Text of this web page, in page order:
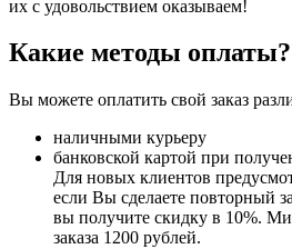
их с удовольствием оказываем!
Какие методы оплаты?
Вы можете оплатить свой заказ
наличными курьеру
банковской картой при
Для новых клиентов
если Вы сделаете повторный
вы получите скидку в 10%.
заказа 1200 рублей.